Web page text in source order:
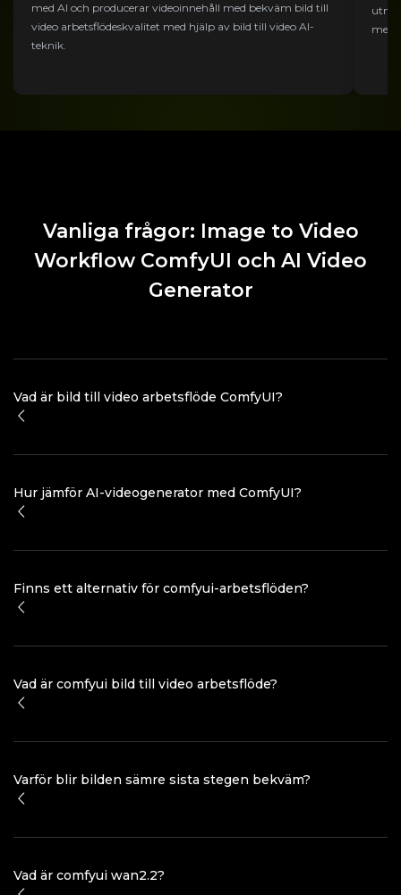
med AI och producerar videoinnehåll med bekväm bild till
video arbetsflödeskvalitet med hjälp av bild till video AI-
teknik.
med
Vanliga frågor: Image to Video
Workflow ComfyUI och AI Video
Generator
Vad är bild till video arbetsflöde ComfyUI?
Hur jämför AI-videogenerator med ComfyUI?
Finns ett alternativ för comfyui-arbetsflöden?
Vad är comfyui bild till video arbetsflöde?
Varför blir bilden sämre sista stegen bekväm?
Vad är comfyui wan2.2?